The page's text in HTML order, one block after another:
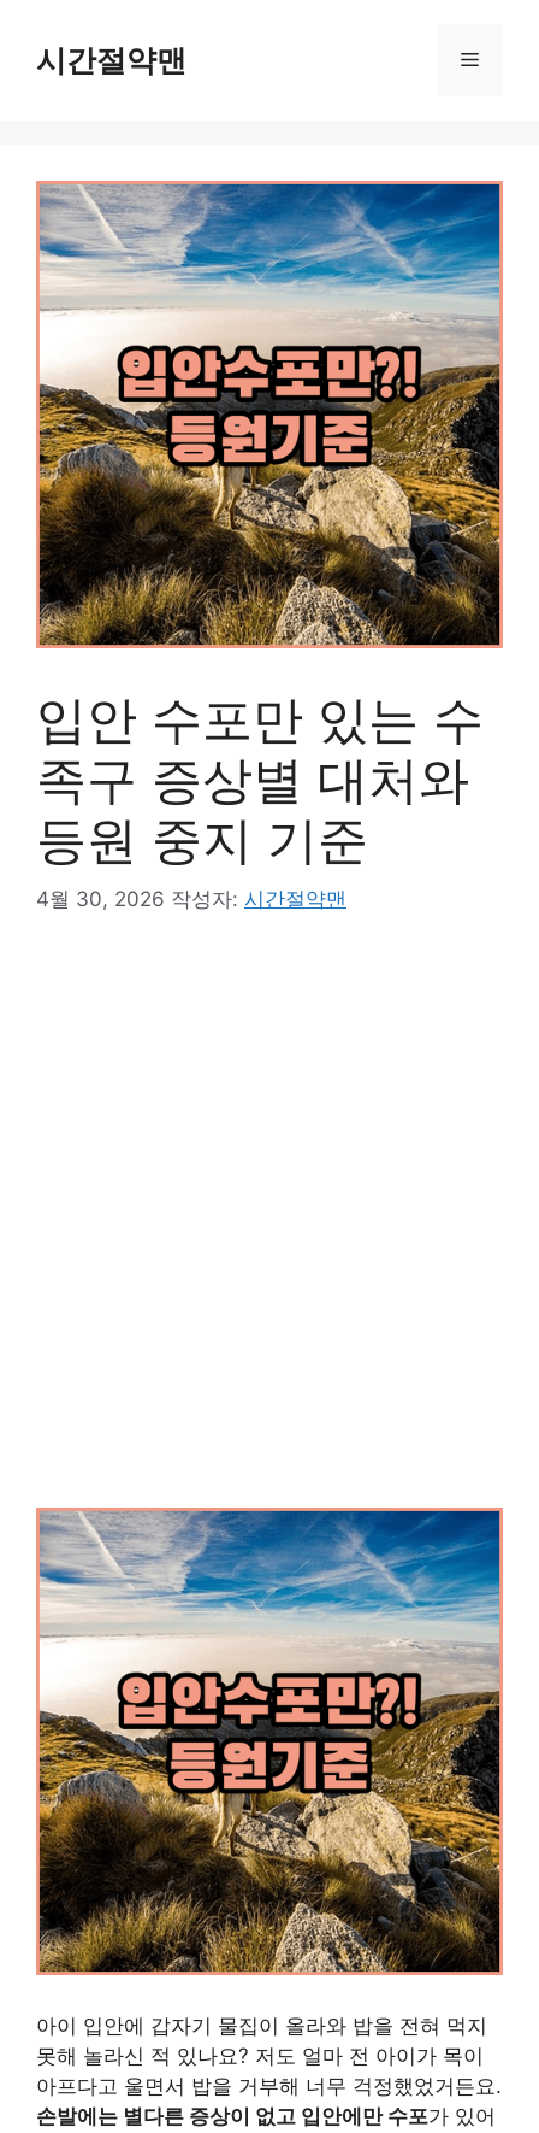
시간절약맨 메
입안 수포만 있는 수
족구 증상별 대처와
등원 중지 기준
4월 30, 2026 작성자: 시간절약맨
아이 입안에 갑자기 물집이 올라와 밥을 전혀 먹지
못해 놀라신 적 있나요? 저도 얼마 전 아이가 목이
아프다고 울면서 밥을 거부해 너무 걱정했었거든요.
손발에는 별다른 증상이 없고 입안에만 수포가 있어